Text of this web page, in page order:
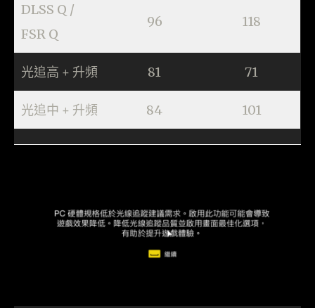
DLSS Q /
FSR Q
96 118
光追高 + 升頻 81 71
光追中 + 升頻 84 101